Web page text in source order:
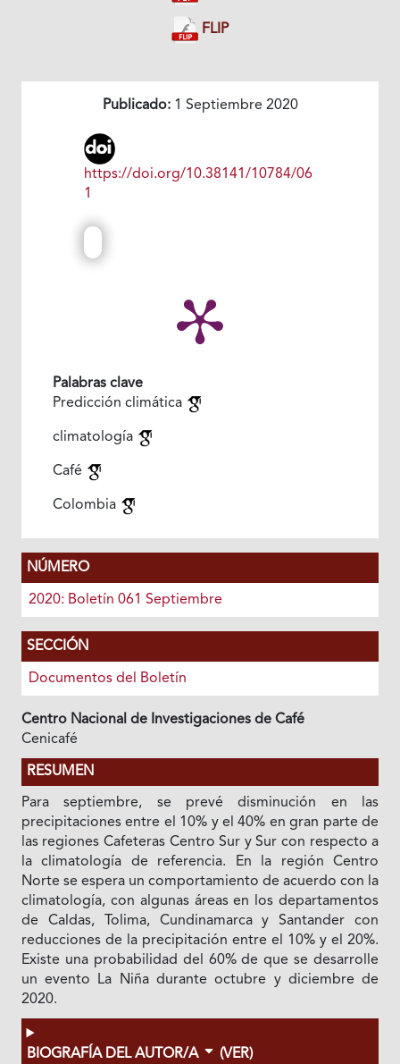
FLIP
Publicado:1 Septiembre 2020
https://doi.org/10.38141/10784/06
1
Palabras clave
Predicción climática
climatología
Café
Colombia
NÚMERO
2020: Boletín 061 Septiembre
SECCIÓN
Documentos del Boletín
Centro Nacional de Investigaciones de Café
Cenicafé
RESUMEN
Para septiembre, se prevé disminución en las
precipitaciones entre el 10% y el 40% en gran parte de
las regiones Cafeteras Centro Sur y Sur con respecto a
la climatología de referencia. En la región Centro
Norte se espera un comportamiento de acuerdo con la
climatología, con algunas áreas en los departamentos
de Caldas, Tolima, Cundinamarca y Santander con
reducciones de la precipitación entre el 10% y el 20%.
Existe una probabilidad del 60% de que se desarrolle
un evento La Niña durante octubre y diciembre de
2020.
BIOGRAFÍA DEL AUTOR/A (VER)